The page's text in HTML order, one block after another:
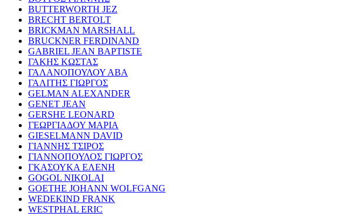
BUTTERWORTH JEZ
BRECHT BERTOLT
BRICKMAN MARSHALL
BRUCKNER FERDINAND
GABRIEL JEAN BAPTISTE
ΓΑΚΗΣ ΚΩΣΤΑΣ
ΓΑΛΑΝΟΠΟΥΛΟΥ ΑΒΑ
ΓΑΛΙΤΗΣ ΓΙΩΡΓΟΣ
GELMAN ALEXANDER
GENET JEAN
GERSHE LEONARD
ΓΕΩΡΓΙΑΔΟΥ ΜΑΡΙΑ
GIESELMANN DAVID
ΓΙΑΝΝΗΣ ΤΣΙΡΟΣ
ΓΙΑΝΝΟΠΟΥΛΟΣ ΓΙΩΡΓΟΣ
ΓΚΑΣΟΥΚΑ ΕΛΕΝΗ
GOGOL NIKOLAI
GOETHE JOHANN WOLFGANG
WEDEKIND FRANK
WESTPHAL ERIC